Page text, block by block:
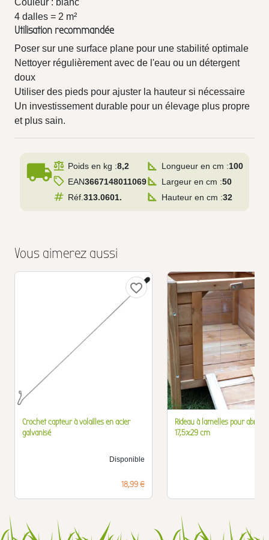
Couleur : blanc
4 dalles = 2 m²
Utilisation recommandée
Poser sur une surface plane pour une stabilité optimale
Nettoyer régulièrement avec de l'eau ou un détergent
doux
Utiliser des pieds pour ajuster la hauteur si nécessaire
Un investissement durable pour un élevage plus propre
et plus sain.
local_shipping Poids en kg :8,2
EAN3667148011069
Réf. 313.0601.
Longueur en cm :100
Largeur en cm :50
Hauteur en cm :32
Vous aimerez aussi
favorite_border
Crochet capteur à volailles en acier
galvanisé
Disponible
Prix
18,99 €
Rideau à lamelles pour abri
17,5x29 cm